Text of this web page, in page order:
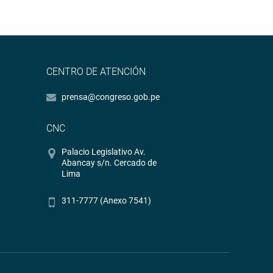
CENTRO DE ATENCIÓN
prensa@congreso.gob.pe
CNC
Palacio Legislativo Av.
Abancay s/n. Cercado de
Lima
311-7777 (Anexo 7541)